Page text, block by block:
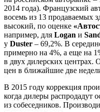
2014 года). Французский
восемь из 13 продаваемых
высокий, по оценке
например, для Logan и
у Duster – 69,2%. В
примерно на 4%, а еще на
в двух дилерских центрах.
цен в ближайшие две
В 2015 году коррекция
когда дилеры распродадут
из собеседников.